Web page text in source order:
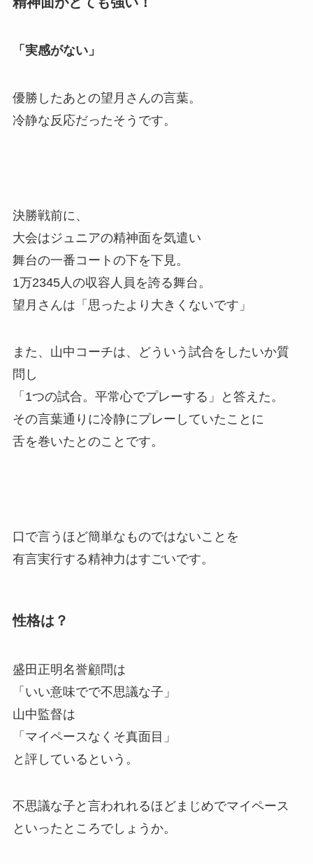
「実感がない」
優勝したあとの望月さんの言葉。
冷静な反応だったそうです。
決勝戦前に、
大会はジュニアの精神面を気遣い
舞台の一番コートの下を下見。
1万2345人の収容人員を誇る舞台。
望月さんは「思ったより大きくないです」
また、山中コーチは、どういう試合をしたいか質
問し
「1つの試合。平常心でプレーする」と答えた。
その言葉通りに冷静にプレーしていたことに
舌を巻いたとのことです。
口で言うほど簡単なものではないことを
有言実行する精神力はすごいです。
性格は？
盛田正明名誉顧問は
「いい意味でで不思議な子」
山中監督は
「マイペースなくそ真面目」
と評しているという。
不思議な子と言われれるほどまじめでマイペース
といったところでしょうか。